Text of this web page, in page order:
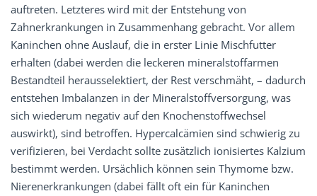
auftreten. Letzteres wird mit der Entstehung von
Zahnerkrankungen in Zusammenhang gebracht. Vor allem
Kaninchen ohne Auslauf, die in erster Linie Mischfutter
erhalten (dabei werden die leckeren mineralstoffarmen
Bestandteil herausselektiert, der Rest verschmäht, – dadurch
entstehen Imbalanzen in der Mineralstoffversorgung, was
sich wiederum negativ auf den Knochenstoffwechsel
auswirkt), sind betroffen. Hypercalcämien sind schwierig zu
verifizieren, bei Verdacht sollte zusätzlich ionisiertes Kalzium
bestimmt werden. Ursächlich können sein Thymome bzw.
Nierenerkrankungen (dabei fällt oft ein für Kaninchen